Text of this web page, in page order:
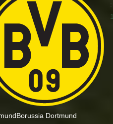
Borussia Dortmund
: